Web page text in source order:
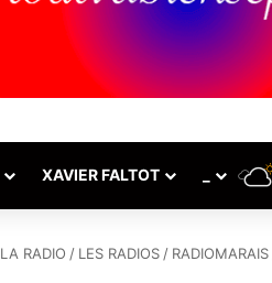
XAVIER FALTOT
LA RADIO / LES RADIOS / RADIOMARAIS